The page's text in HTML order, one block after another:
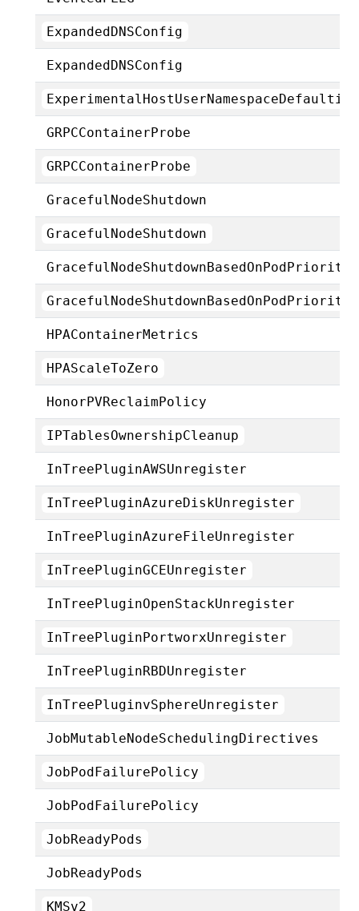
ExpandedDNSConfig
ExpandedDNSConfig
ExperimentalHostUserNamespaceDefaulting
GRPCContainerProbe
GRPCContainerProbe
GracefulNodeShutdown
GracefulNodeShutdown
GracefulNodeShutdownBasedOnPodPriority
GracefulNodeShutdownBasedOnPodPriority
HPAContainerMetrics
HPAScaleToZero
HonorPVReclaimPolicy
IPTablesOwnershipCleanup
InTreePluginAWSUnregister
InTreePluginAzureDiskUnregister
InTreePluginAzureFileUnregister
InTreePluginGCEUnregister
InTreePluginOpenStackUnregister
InTreePluginPortworxUnregister
InTreePluginRBDUnregister
InTreePluginvSphereUnregister
JobMutableNodeSchedulingDirectives
JobPodFailurePolicy
JobPodFailurePolicy
JobReadyPods
JobReadyPods
KMSv2